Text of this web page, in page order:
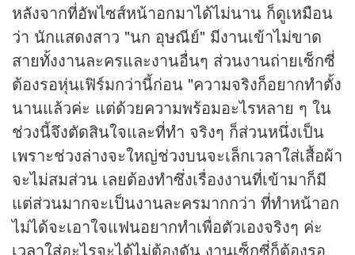
หลังจากที่อัพไซส์หน้าอกมาได้ไม่นาน ก็ดูเหมือน
ว่า นักแสดงสาว "นก อุษณีย์" มีงานเข้าไม่ขาด
สายทั้งงานละครและงานอื่นๆ ส่วนงานถ่ายเซ็กซี่
ต้องรอหุ่นเฟิร์มกว่านี้ก่อน "ความจริงก็อยากทำตั้ง
นานแล้วค่ะ แต่ด้วยความพร้อมอะไรหลาย ๆ ใน
ช่วงนี้จึงตัดสินใจและที่ทำ จริงๆ ก็ส่วนหนึ่งเป็น
เพราะช่วงล่างจะใหญ่ช่วงบนจะเล็กเวลาใส่เสื้อผ้า
จะไม่สมส่วน เลยต้องทำซึ่งเรื่องงานที่เข้ามาก็มี
แต่ส่วนมากจะเป็นงานละครมากกว่า ที่ทำหน้าอก
ไม่ได้จะเอาใจแฟนอยากทำเพื่อตัวเองจริงๆ ค่ะ
เวลาใส่อะไรจะได้ไม่ต้องดัน งานเซ็กซี่ก็ต้องรอ